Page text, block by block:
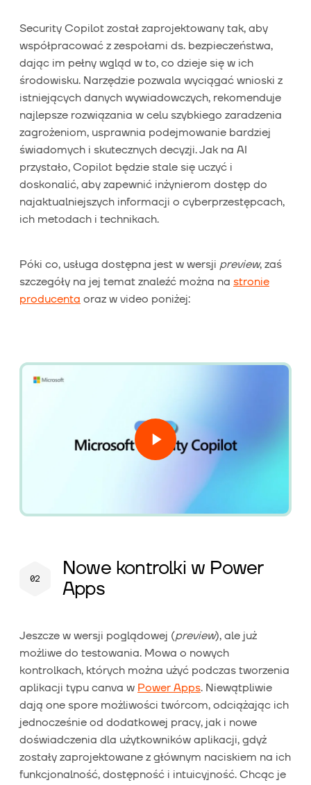
Security Copilot został zaprojektowany tak, aby
współpracować z zespołami ds. bezpieczeństwa,
dając im pełny wgląd w to, co dzieje się w ich
środowisku. Narzędzie pozwala wyciągać wnioski z
istniejących danych wywiadowczych, rekomenduje
najlepsze rozwiązania w celu szybkiego zaradzenia
zagrożeniom, usprawnia podejmowanie bardziej
świadomych i skutecznych decyzji. Jak na AI
przystało, Copilot będzie stale się uczyć i
doskonalić, aby zapewnić inżynierom dostęp do
najaktualniejszych informacji o cyberprzestępcach,
ich metodach i technikach.
Póki co, usługa dostępna jest w wersji preview, zaś
szczegóły na jej temat znaleźć można na stronie
producenta oraz w video poniżej:
Nowe kontrolki w Power
Apps
Jeszcze w wersji poglądowej (preview), ale już
możliwe do testowania. Mowa o nowych
kontrolkach, których można użyć podczas tworzenia
aplikacji typu canva w Power Apps. Niewątpliwie
dają one spore możliwości twórcom, odciążając ich
jednocześnie od dodatkowej pracy, jak i nowe
doświadczenia dla użytkowników aplikacji, gdyż
zostały zaprojektowane z głównym naciskiem na ich
funkcjonalność, dostępność i intuicyjność. Chcąc je